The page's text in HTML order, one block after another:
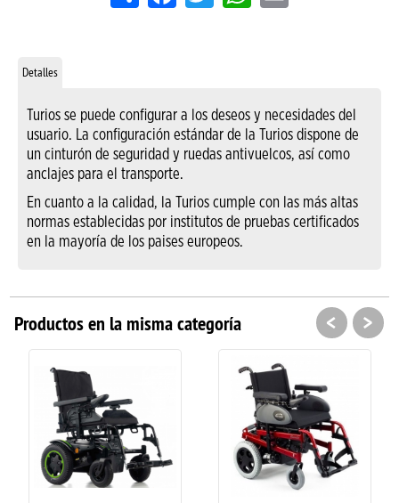
Detalles
Turios se puede configurar a los deseos y necesidades del
usuario. La configuración estándar de la Turios dispone de
un cinturón de seguridad y ruedas antivuelcos, así como
anclajes para el transporte.
En cuanto a la calidad, la Turios cumple con las más altas
normas establecidas por institutos de pruebas certificados
en la mayoría de los paises europeos.
Productos en la misma categoría < >